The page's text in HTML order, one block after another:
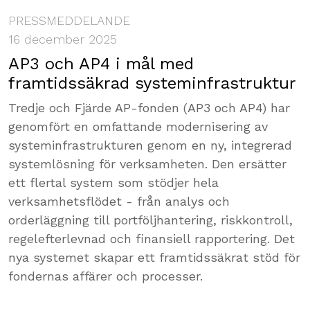
PRESSMEDDELANDE
16 december 2025
AP3 och AP4 i mål med
framtidssäkrad systeminfrastruktur
Tredje och Fjärde AP-fonden (AP3 och AP4) har
genomfört en omfattande modernisering av
systeminfrastrukturen genom en ny, integrerad
systemlösning för verksamheten. Den ersätter
ett flertal system som stödjer hela
verksamhetsflödet - från analys och
orderläggning till portföljhantering, riskkontroll,
regelefterlevnad och finansiell rapportering. Det
nya systemet skapar ett framtidssäkrat stöd för
fondernas affärer och processer.